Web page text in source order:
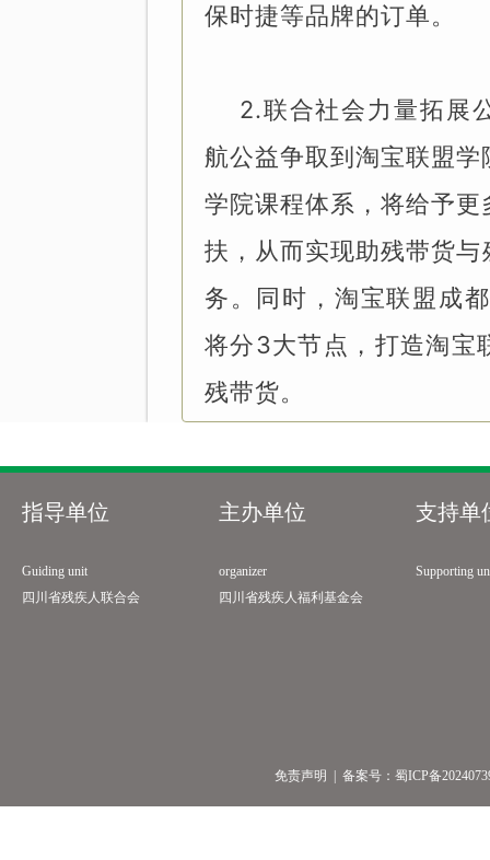
保时捷等品牌的订单。
2.联合社会力量拓展
航公益争取到淘宝联盟
学院课程体系，将给予
扶，从而实现助残带货
务。同时，淘宝联盟成
将分3大节点，打造淘宝
残带货。
指导单位
Guiding unit
四川省残疾人联合会
主办单位
organizer
四川省残疾人福利基金会
支持单
Supporting
免责声明 | 备案号： 蜀ICP备